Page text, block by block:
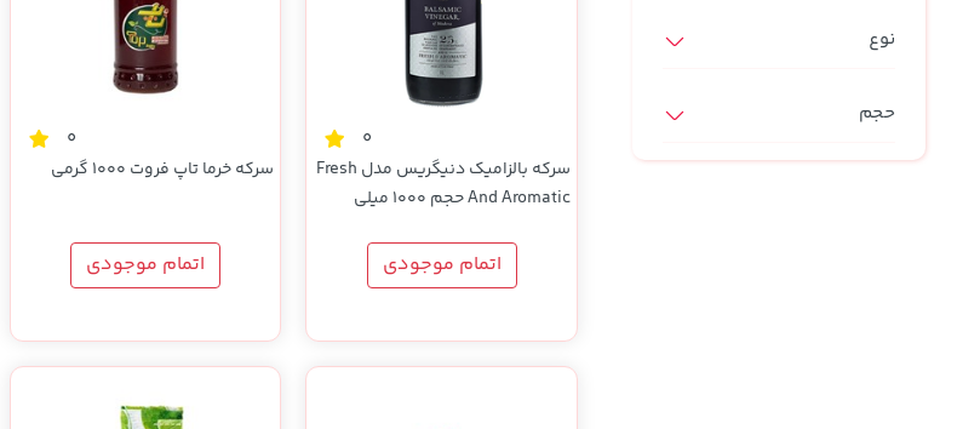
نوع
حجم
0
سرکه بالزامیک دنیگریس مدل Fresh
And Aromatic حجم 1000 میلی
اتمام موجودی
0
سرکه خرما تاپ فروت 1000 گرمی
اتمام موجودی